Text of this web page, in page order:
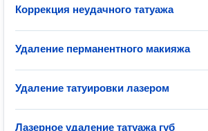
Коррекция неудачного татуажа
Удаление перманентного макияжа
Удаление татуировки лазером
Лазерное удаление татуажа губ